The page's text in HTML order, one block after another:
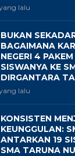
lalu
BUKAN
BAGAIMANA
NEGERI 4
SISWANYA KE
DIRGANTARA
lalu
KONSISTEN
KEUNGGULAN:
ANTARKAN 19
SMA TARUNA